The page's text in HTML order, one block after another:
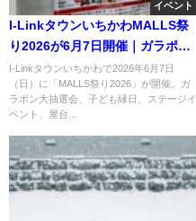
イベント
I-LinkタウンいちかわMALLS祭
り2026が6月7日開催｜ガラポン
抽選会や子ども縁日も
I-Linkタウンいちかわで2026年6月7日
（日）に「MALLS祭り2026」が開催。ガ
ラポン大抽選会、子ども縁日、ステージイ
ベント、屋台...